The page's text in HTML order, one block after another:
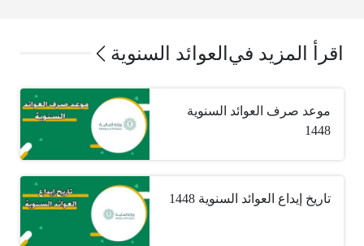
اقرأ المزيد في العوائد السنوية
موعد صرف العوائد السنوية
1448
تاريخ إيداع العوائد السنوية 1448